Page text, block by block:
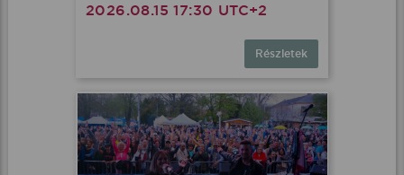
2026.08.15 17:30 UTC+2
Részletek